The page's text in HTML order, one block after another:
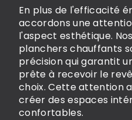
En plus de l'efficacité
accordons une
l'aspect esthétique.
planchers chauffants
précision qui garantit
prête à recevoir le
choix. Cette attention
créer des espaces
confortables.